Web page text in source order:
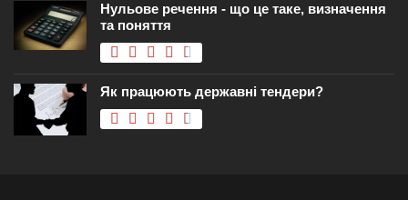
Нульове речення - що це таке, визначення
та поняття
Як працюють державні тендери?